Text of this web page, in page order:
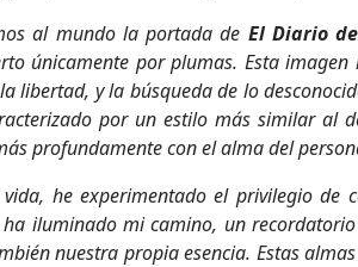
al mundo la portada de El Diario
únicamente por plumas. Esta
libertad, y la búsqueda de lo
por un estilo más similar
profundamente con el alma del
he experimentado el privilegio de
iluminado mi camino, un
nuestra propia esencia. Estas